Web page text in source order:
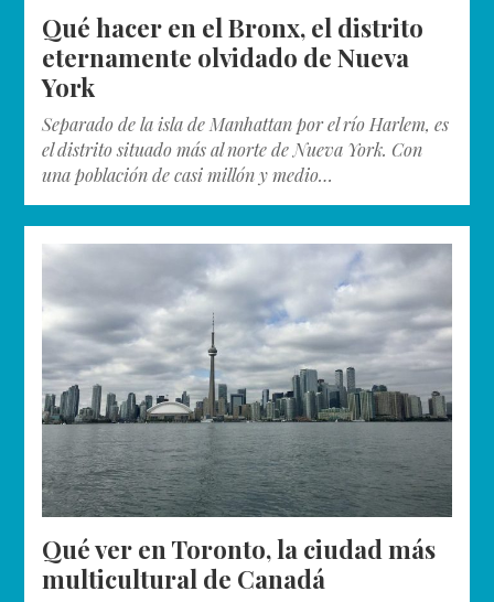
Qué hacer en el Bronx, el distrito
eternamente olvidado de Nueva
York
Separado de la isla de Manhattan por el río Harlem, es
el distrito situado más al norte de Nueva York. Con
una población de casi millón y medio…
Qué ver en Toronto, la ciudad más
multicultural de Canadá